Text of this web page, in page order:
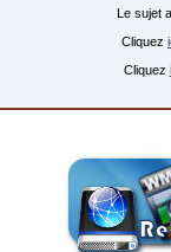
Le sujet
Cliquez
Cliquez